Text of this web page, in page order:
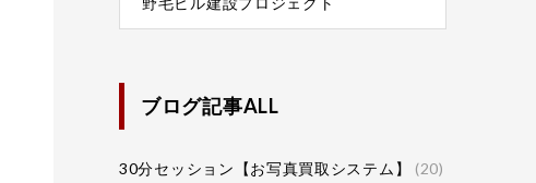
ブログ記事ALL
30分セッション【お写真買取システム】 (20)